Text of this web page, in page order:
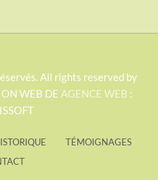
All rights reserved by
WEB DE AGENCE WEB :
TÉMOIGNAGES